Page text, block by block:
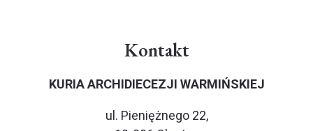
Kontakt
KURIA ARCHIDIECEZJI WARMIŃSKIEJ
ul. Pieniężnego 22,